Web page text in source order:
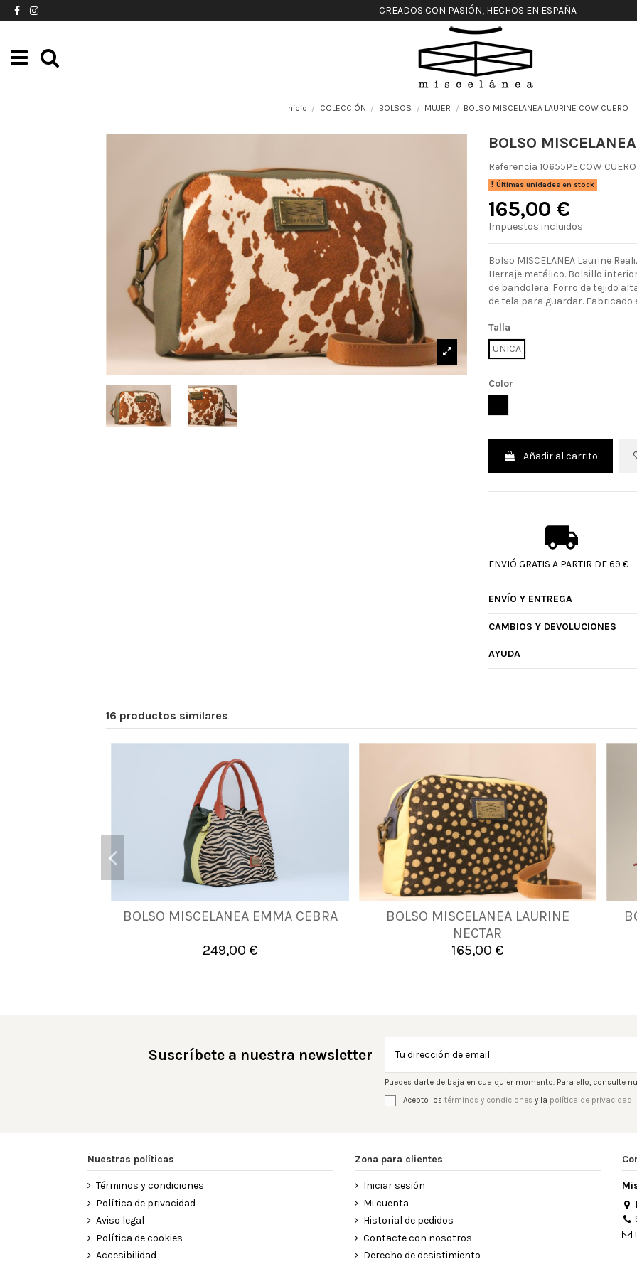
CREADOS CON PASIÓN, HECHOS EN ESPAÑA
Inicio COLECCIÓN BOLSOS MUJER BOLSO MISCELANEA LAURINE COW CUERO
BOLSO
Referencia 10655PE.COW
Últimas unidades en stock
165,00 €
Impuestos incluidos
Bolso MISCELANEA Laurine
Herraje metálico. Bolsillo
de bandolera. Forro de tejido
de tela para guardar. Fabricado
Talla
UNICA
Color
Añadir al carrito
ENVIÓ GRATIS A PARTIR DE 69 €
ENVÍO Y ENTREGA
CAMBIOS Y DEVOLUCIONES
AYUDA
16 productos similares
BOLSO MISCELANEA EMMA CEBRA
249,00 €
UNICA
Añadir al carrito
BOLSO MISCELANEA LAURINE
NECTAR
165,00 €
UNICA
Añadir al carrito
Suscríbete a nuestra newsletter
Puedes darte de baja en cualquier momento. Para ello, consulte
Acepto los términos y condiciones y la política de privacidad
Nuestras políticas
Términos y condiciones
Política de privacidad
Aviso legal
Política de cookies
Accesibilidad
Zona para clientes
Iniciar sesión
Mi cuenta
Historial de pedidos
Contacte con nosotros
Derecho de desistimiento